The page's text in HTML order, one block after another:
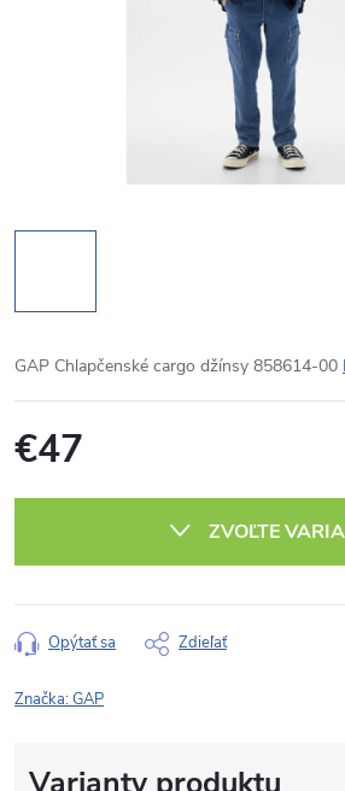
GAP Chlapčenské cargo džínsy 858614-00
€47
ZVOĽTE
Opýtať sa Zdieľať
Značka:GAP